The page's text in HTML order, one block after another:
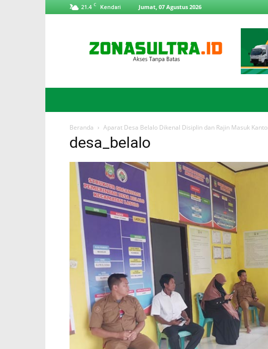
21.4 C Kendari Jumat, 07 Agustus 2026
Beranda Aparat Desa Belalo Dikenal Disiplin dan Rajin Masuk
desa_belalo